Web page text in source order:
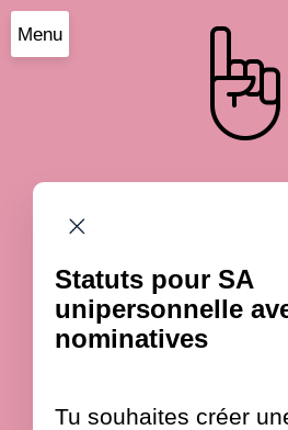
Menu
Statuts pour SA
unipersonnelle
nominatives
Tu souhaites créer